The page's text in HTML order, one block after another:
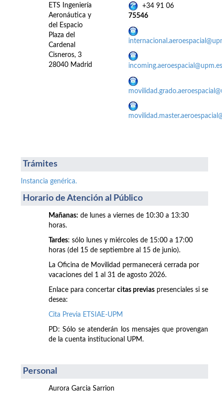
ETS Ingeniería
Aeronáutica y
del Espacio
Plaza del
Cardenal
Cisneros, 3
28040 Madrid
+34 91 06
75546
incoming.aeroespacial@upm.es
Trámites
Instancia genérica.
Horario de Atención al Público
Mañanas: de lunes a viernes de 10:30 a 13:30
horas.
Tardes: sólo lunes y miércoles de 15:00 a 17:00
horas (del 15 de septiembre al 15 de junio).
La Oficina de Movilidad permanecerá cerrada por
vacaciones del 1 al 31 de agosto 2026.
Enlace para concertar citas previas presenciales si se
desea:
Cita Previa ETSIAE-UPM
PD: Sólo se atenderán los mensajes que provengan
de la cuenta institucional UPM.
Personal
Aurora Garcia Sarrion